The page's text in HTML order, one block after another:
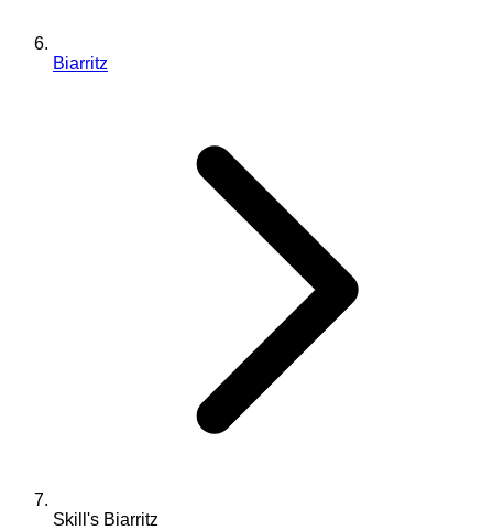
Biarritz
Skill's Biarritz